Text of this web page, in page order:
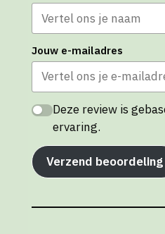
Jouw e-mailadres
Deze review is
ervaring.
Verzend beoordeling